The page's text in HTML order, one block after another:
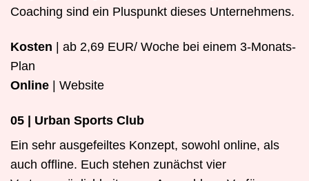
Coaching sind ein Pluspunkt dieses Unternehmens.
Kosten | ab 2,69 EUR/ Woche bei einem 3-Monats-
Plan
Online | Website
05 | Urban Sports Club
Ein sehr ausgefeiltes Konzept, sowohl online, als
auch offline. Euch stehen zunächst vier